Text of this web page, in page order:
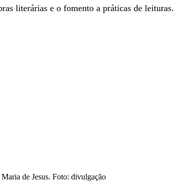
literárias e o fomento a práticas de leituras.
de Jesus. Foto: divulgação